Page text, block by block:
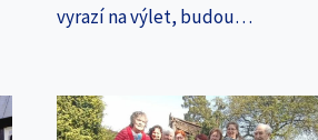
vyrazí na výlet, budou…